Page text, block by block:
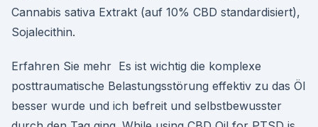
Cannabis sativa Extrakt (auf 10% CBD standardisiert),
Sojalecithin.
Erfahren Sie mehr Es ist wichtig die komplexe
posttraumatische Belastungsstörung effektiv zu das Öl
besser wurde und ich befreit und selbstbewusster